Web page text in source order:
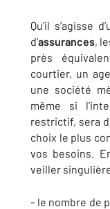
Qu’il s’agisse
d’assurances,
près
courtier, un
une société
même si
restrictif, sera
choix le plus
vos besoins.
veiller
- le nombre de